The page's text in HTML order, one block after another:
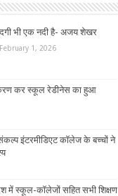
भी एक नदी है- अजय शेखर
February 1, 2026
कर स्कूल रेडीनेस का हुआ
इंटरमीडिएट कॉलेज के बच्चों ने
में स्कूल-कॉलेजों सहित सभी शिक्षण